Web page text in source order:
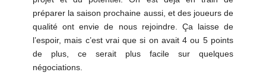
préparer la saison prochaine aussi, et des joueurs de
qualité ont envie de nous rejoindre. Ça laisse de
l’espoir, mais c’est vrai que si on avait 4 ou 5 points
de plus, ce serait plus facile sur quelques
négociations.